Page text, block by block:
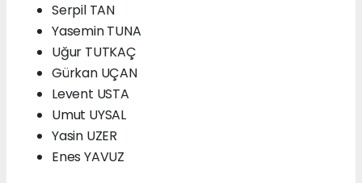
Serpil TAN
Yasemin TUNA
Uğur TUTKAÇ
Gürkan UÇAN
Levent USTA
Umut UYSAL
Yasin UZER
Enes YAVUZ